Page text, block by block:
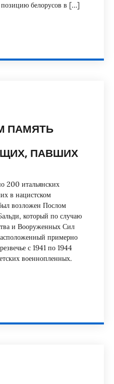
белорусов в […]
ПАМЯТЬ
ПАВШИХ
200 итальянских
в нацистском
возложен Послом
который по случаю
и Вооруженных Сил
примерно
с 1941 по 1944
военнопленных.